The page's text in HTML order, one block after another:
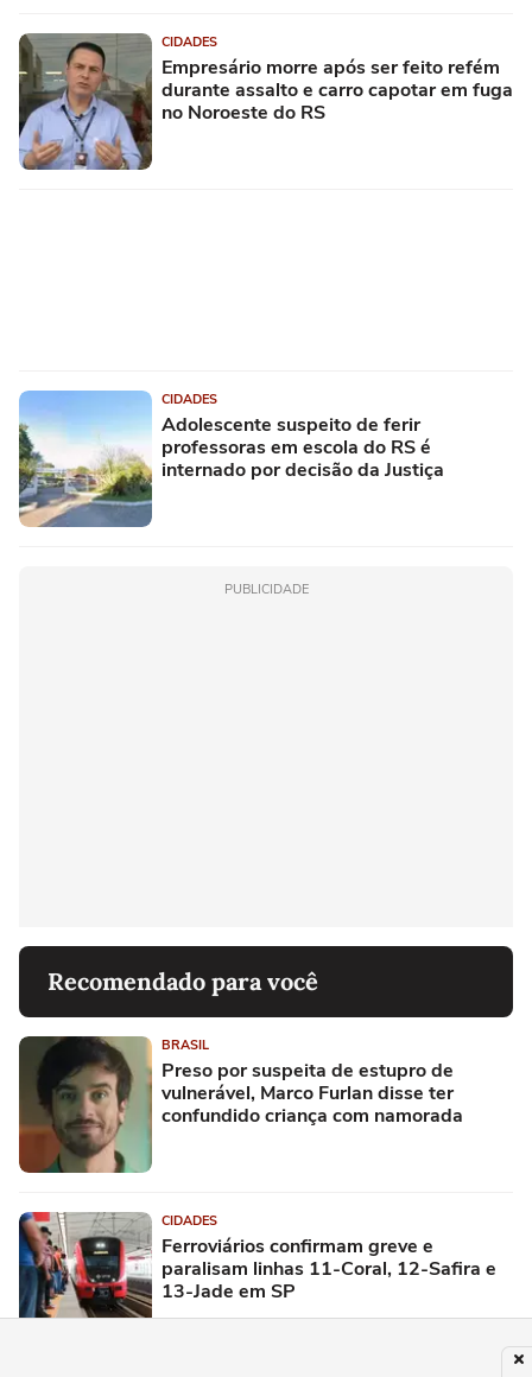
CIDADES
Empresário morre após ser feito refém
durante assalto e carro capotar em fuga
no Noroeste do RS
CIDADES
Adolescente suspeito de ferir
professoras em escola do RS é
internado por decisão da Justiça
PUBLICIDADE
Recomendado para você
BRASIL
Preso por suspeita de estupro de
vulnerável, Marco Furlan disse ter
confundido criança com namorada
CIDADES
Ferroviários confirmam greve e
paralisam linhas 11-Coral, 12-Safira e
13-Jade em SP